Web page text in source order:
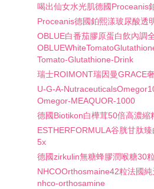
喝出仙女水光肌德國Proceanis
Proceanis德國鉑熙漾玻尿酸透
OBLUE白番茄膠原蛋白飲內調
Tomato-Glutathione-Drink
瑞士ROIMONT瑞因曼GRACE
U-G-A-
Omegor-MEAQUOR-1000
德國Biotikon白樺茸50倍高濃
ESTHERFORMULA谷胱甘肽
5x
德國zirkulin無糖蜂膠潤喉糖30
NHCOOrthosmaine42粒法國
nhco-orthosamine